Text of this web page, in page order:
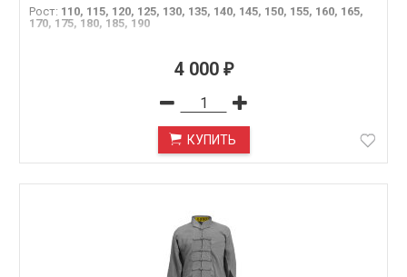
Рост: 110, 115, 120, 125, 130, 135, 140, 145, 150, 155, 160, 165,
170, 175, 180, 185, 190
4 000 ₽
КУПИТЬ